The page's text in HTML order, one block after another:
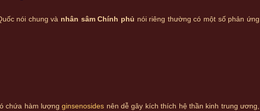
nói chung và nhân sâm Chính phủ nói riêng thường có một số phản ứng
chứa hàm lượngginsenosides nên dễ gây kích thích hệ thần kinh trung ương,